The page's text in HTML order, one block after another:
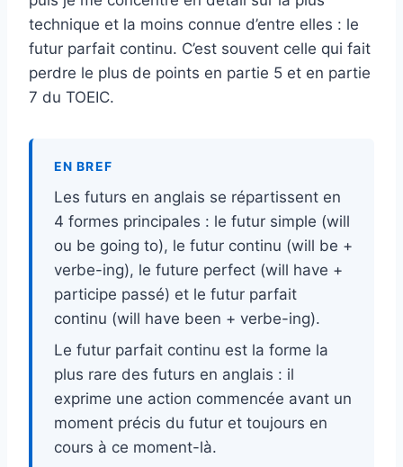
technique et la moins connue d’entre elles : le
futur parfait continu. C’est souvent celle qui fait
perdre le plus de points en partie 5 et en partie
7 du TOEIC.
EN BREF
Les futurs en anglais se répartissent en
4 formes principales : le futur simple (will
ou be going to), le futur continu (will be +
verbe-ing), le future perfect (will have +
participe passé) et le futur parfait
continu (will have been + verbe-ing).
Le futur parfait continu est la forme la
plus rare des futurs en anglais : il
exprime une action commencée avant un
moment précis du futur et toujours en
cours à ce moment-là.